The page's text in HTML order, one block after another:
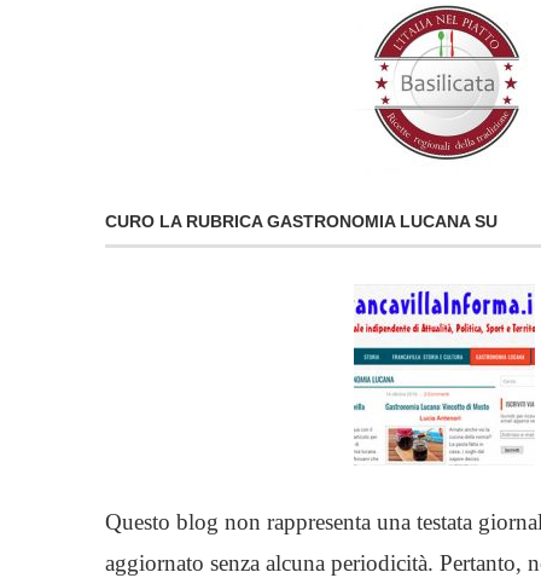
CURO LA RUBRICA GASTRONOMIA LUCANA SU
Questo blog non rappresenta una testata
aggiornato senza alcuna periodicità. Pertanto,